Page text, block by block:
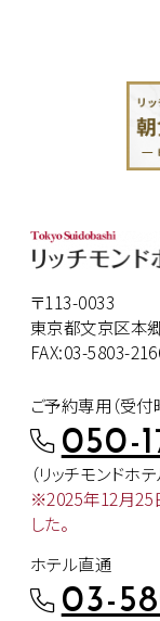
〒113-0033
東京都文京区本
FAX:03-5803-
ご予約専用（受
050-
（リッチモンドホ
※2025年12月25
した。
ホテル直通
03-